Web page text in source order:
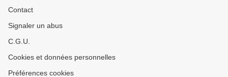
Contact
Signaler un abus
C.G.U.
Cookies et données personnelles
Préférences cookies